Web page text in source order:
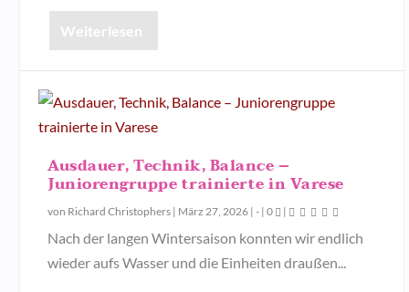
Weiterlesen
Ausdauer, Technik, Balance –
Juniorengruppe trainierte in Varese
von Richard Christophers | März 27, 2026 |- |0 |
Nach der langen Wintersaison konnten wir endlich
wieder aufs Wasser und die Einheiten draußen...